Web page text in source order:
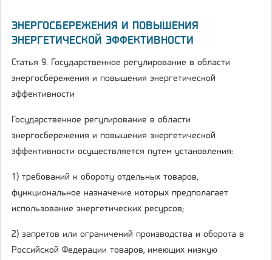
ЭНЕРГОСБЕРЕЖЕНИЯ И ПОВЫШЕНИЯ
ЭНЕРГЕТИЧЕСКОЙ ЭФФЕКТИВНОСТИ
Статья 9. Государственное регулирование в области
энергосбережения и повышения энергетической
эффективности
Государственное регулирование в области
энергосбережения и повышения энергетической
эффективности осуществляется путем установления:
1) требований к обороту отдельных товаров,
функциональное назначение которых предполагает
использование энергетических ресурсов;
2) запретов или ограничений производства и оборота в
Российской Федерации товаров, имеющих низкую